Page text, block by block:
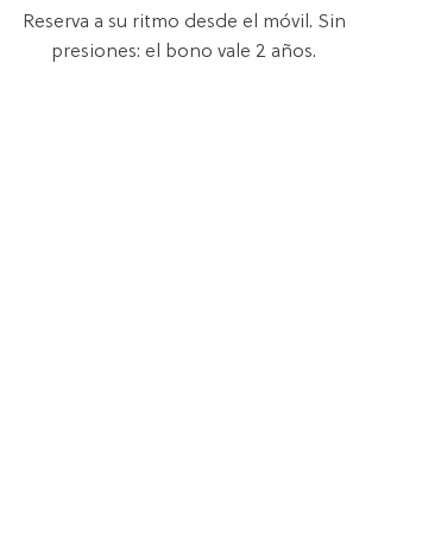
Reserva a su ritmo desde el móvil. Sin
presiones: el bono vale 2 años.